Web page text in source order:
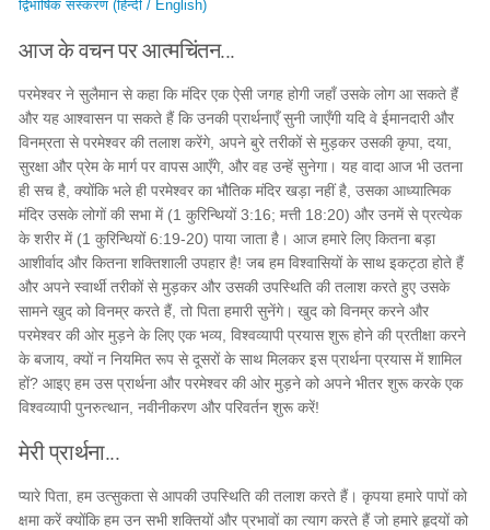
द्विभाषिक संस्करण (हिन्दी / English)
आज के वचन पर आत्मचिंतन...
परमेश्वर ने सुलैमान से कहा कि मंदिर एक ऐसी जगह होगी जहाँ उसके लोग आ सकते हैं
और यह आश्वासन पा सकते हैं कि उनकी प्रार्थनाएँ सुनी जाएँगी यदि वे ईमानदारी और
विनम्रता से परमेश्वर की तलाश करेंगे, अपने बुरे तरीकों से मुड़कर उसकी कृपा, दया,
सुरक्षा और प्रेम के मार्ग पर वापस आएँगे, और वह उन्हें सुनेगा। यह वादा आज भी उतना
ही सच है, क्योंकि भले ही परमेश्वर का भौतिक मंदिर खड़ा नहीं है, उसका आध्यात्मिक
मंदिर उसके लोगों की सभा में (1 कुरिन्थियों 3:16; मत्ती 18:20) और उनमें से प्रत्येक
के शरीर में (1 कुरिन्थियों 6:19-20) पाया जाता है। आज हमारे लिए कितना बड़ा
आशीर्वाद और कितना शक्तिशाली उपहार है! जब हम विश्वासियों के साथ इकट्ठा होते हैं
और अपने स्वार्थी तरीकों से मुड़कर और उसकी उपस्थिति की तलाश करते हुए उसके
सामने खुद को विनम्र करते हैं, तो पिता हमारी सुनेंगे। खुद को विनम्र करने और
परमेश्वर की ओर मुड़ने के लिए एक भव्य, विश्वव्यापी प्रयास शुरू होने की प्रतीक्षा करने
के बजाय, क्यों न नियमित रूप से दूसरों के साथ मिलकर इस प्रार्थना प्रयास में शामिल
हों? आइए हम उस प्रार्थना और परमेश्वर की ओर मुड़ने को अपने भीतर शुरू करके एक
विश्वव्यापी पुनरुत्थान, नवीनीकरण और परिवर्तन शुरू करें!
मेरी प्रार्थना...
प्यारे पिता, हम उत्सुकता से आपकी उपस्थिति की तलाश करते हैं। कृपया हमारे पापों को
क्षमा करें क्योंकि हम उन सभी शक्तियों और प्रभावों का त्याग करते हैं जो हमारे हृदयों को